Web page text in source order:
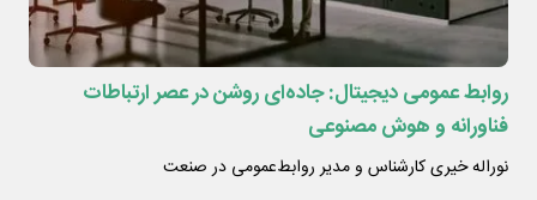
روابط عمومی دیجیتال: جاده‌ای روشن در عصر ارتباطات
فناورانه و هوش مصنوعی
نوراله خیری کارشناس و مدیر روابط‌عمومی در صنعت